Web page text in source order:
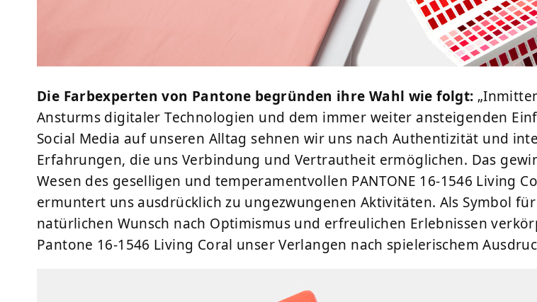
Die Farbexperten von Pantone begründen ihre Wahl wie folgt:
Ansturms digitaler Technologien und dem immer weiter ansteigenden
Social Media auf unseren Alltag sehnen wir uns nach Authentizität und
Erfahrungen, die uns Verbindung und Vertrautheit ermöglichen. Das
Wesen des geselligen und temperamentvollen PANTONE 16-1546 Living
ermuntert uns ausdrücklich zu ungezwungenen Aktivitäten. Als Symbol
natürlichen Wunsch nach Optimismus und erfreulichen Erlebnissen
Pantone 16-1546 Living Coral unser Verlangen nach spielerischem